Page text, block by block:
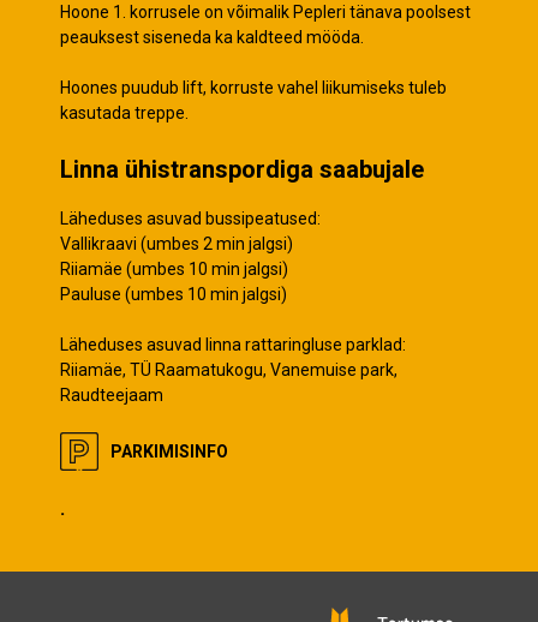
Hoone 1. korrusele on võimalik Pepleri tänava poolsest
peauksest siseneda ka kaldteed mööda.
Hoones puudub lift, korruste vahel liikumiseks tuleb
kasutada treppe.
Linna ühistranspordiga saabujale
Läheduses asuvad bussipeatused:
Vallikraavi (umbes 2 min jalgsi)
Riiamäe (umbes 10 min jalgsi)
Pauluse (umbes 10 min jalgsi)
Läheduses asuvad linna rattaringluse parklad:
Riiamäe, TÜ Raamatukogu, Vanemuise park,
Raudteejaam
PARKIMISINFO
.